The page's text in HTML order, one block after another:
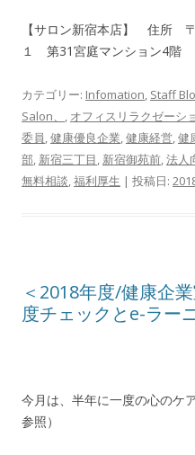
【サロン新宿本店】 住所
１ 第31宮庭マンション4階
カテゴリー: Infomation, Staff
Salon、 , オフィスリラクゼーシ
委員,健康優良企業,健康経営,健
部, 新宿三丁目, 新宿御苑前,法人
無料相談,福利厚生 | 投稿日:
＜2018年度/健康企
度チェックとe-ラー
今月は、半年に一度の心のケア
参照）